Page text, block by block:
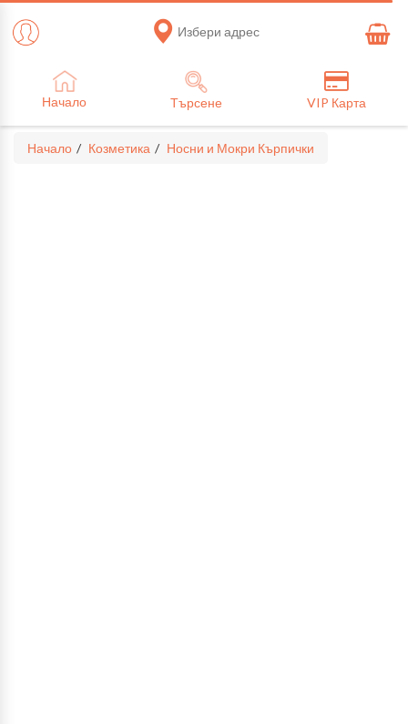
Избери адрес
Начало Търсене VIP Карта
Начало Козметика Носни и Мокри Кърпички